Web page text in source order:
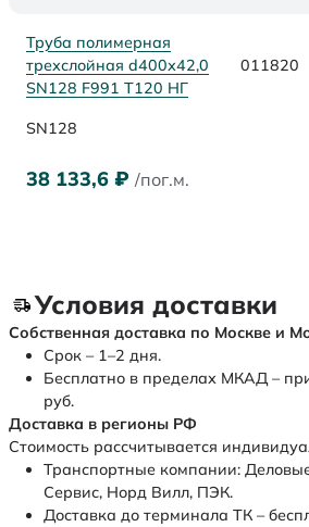
Труба полимерная
трехслойная d400х42,0
SN128 F991 Т120 НГ
011820
SN128
38 133,6 ₽ /пог.м.
Условия доставки
Собственная доставка по Москве и
Срок – 1–2 дня.
Бесплатно в пределах МКАД –
руб.
Доставка в регионы РФ
Стоимость рассчитывается
Транспортные компании:
Сервис, Норд Вилл, ПЭК.
Доставка до терминала ТК –